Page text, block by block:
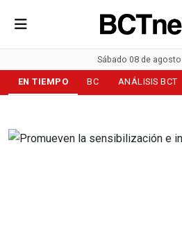
Sábado 08 de
EN TIEMPO BC ANÁLISIS BCT